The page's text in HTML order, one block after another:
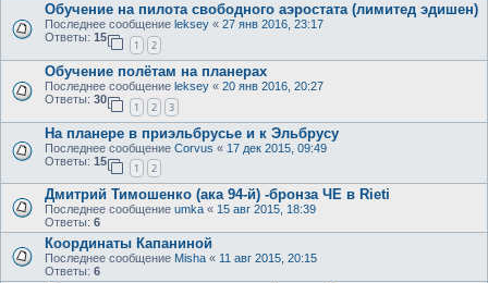
Обучение на пилота свободного аэростата (лимитед эдишен)
Последнее сообщение leksey « 27 янв 2016, 23:17
Ответы: 15
1 2
Обучение полётам на планерах
Последнее сообщение leksey « 20 янв 2016, 20:27
Ответы: 30
1 2 3
На планере в приэльбрусье и к Эльбрусу
Последнее сообщение Corvus « 17 дек 2015, 09:49
Ответы: 15
1 2
Дмитрий Тимошенко (ака 94-й) -бронза ЧЕ в Rieti
Последнее сообщение umka « 15 авг 2015, 18:39
Ответы: 6
Координаты Капаниной
Последнее сообщение Misha « 11 авг 2015, 20:15
Ответы: 6